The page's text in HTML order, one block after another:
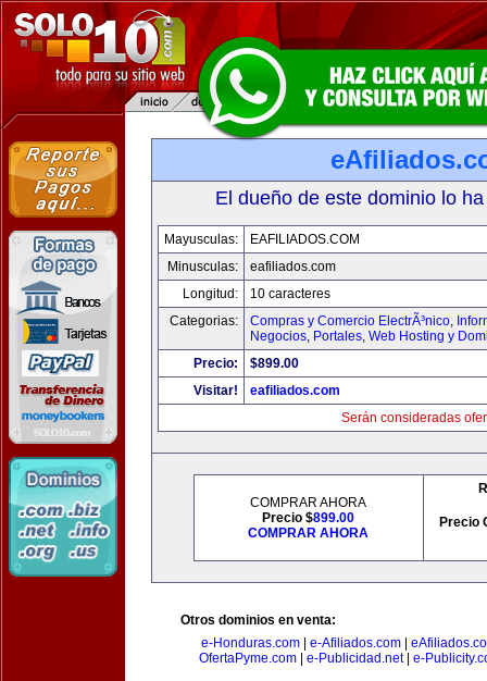
El dueño de este dominio lo
Mayusculas:
EAFILIADOS.COM
Minusculas:
eafiliados.com
Longitud:
10 caracteres
Categorias:
Compras y Comercio ElectrÃ³nico,
Negocios, Portales, Web Hosting y
Precio:
$899.00
Visitar!
eafiliados.com
Serán consideradas
COMPRAR AHORA
Precio $899.00
COMPRAR AHORA
Precio
Otros dominios en venta:
e-Honduras.com| e-Afiliados.com|
OfertaPyme.com| e-Publicidad.net| e-